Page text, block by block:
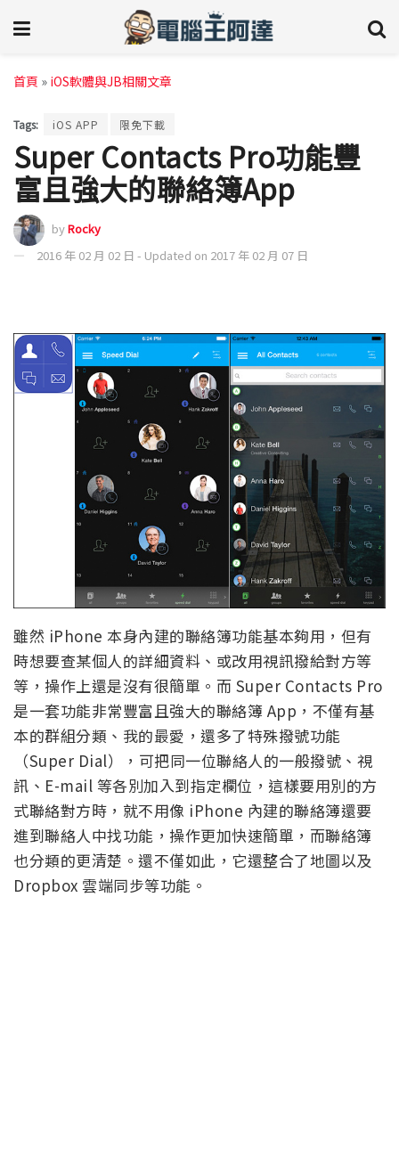
首頁 » iOS軟體與JB相關文章
Tags: iOS APP 限免下載
Super Contacts Pro功能豐
富且強大的聯絡簿App
byRocky
2016 年 02 月 02 日 - Updated on 2017 年 02 月 07 日
雖然 iPhone 本身內建的聯絡簿功能基本夠用，但有
時想要查某個人的詳細資料、或改用視訊撥給對方等
等，操作上還是沒有很簡單。而 Super Contacts Pro
是一套功能非常豐富且強大的聯絡簿 App，不僅有基
本的群組分類、我的最愛，還多了特殊撥號功能
（Super Dial），可把同一位聯絡人的一般撥號、視
訊、E-mail 等各別加入到指定欄位，這樣要用別的方
式聯絡對方時，就不用像 iPhone 內建的聯絡簿還要
進到聯絡人中找功能，操作更加快速簡單，而聯絡簿
也分類的更清楚。還不僅如此，它還整合了地圖以及
Dropbox 雲端同步等功能。